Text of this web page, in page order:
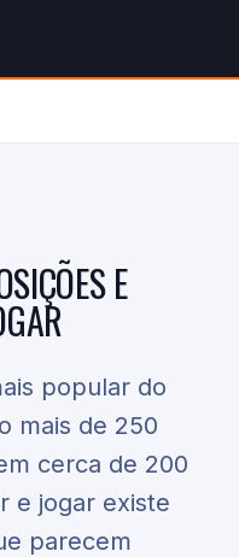
E
popular do
mais de 250
cerca de 200
e jogar existe
parecem